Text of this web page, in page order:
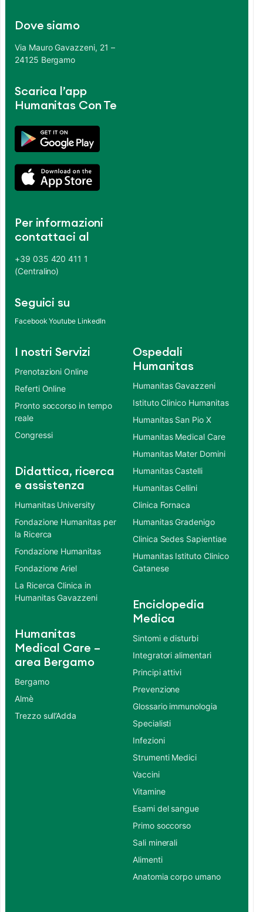
Dove siamo
Via Mauro Gavazzeni, 21 –
24125 Bergamo
Scarica l’app
Humanitas Con Te
Per informazioni
contattaci al
+39 035 420 411 1
(Centralino)
Seguici su
Facebook Youtube LinkedIn
I nostri Servizi
Prenotazioni Online
Referti Online
Pronto soccorso in tempo
reale
Congressi
Didattica, ricerca
e assistenza
Humanitas University
Fondazione Humanitas per
la Ricerca
Fondazione Humanitas
Fondazione Ariel
La Ricerca Clinica in
Humanitas Gavazzeni
Humanitas
Medical Care –
area Bergamo
Bergamo
Almè
Trezzo sull’Adda
Ospedali
Humanitas
Humanitas Gavazzeni
Istituto Clinico Humanitas
Humanitas San Pio X
Humanitas Medical Care
Humanitas Mater Domini
Humanitas Castelli
Humanitas Cellini
Clinica Fornaca
Humanitas Gradenigo
Clinica Sedes Sapientiae
Humanitas Istituto Clinico
Catanese
Enciclopedia
Medica
Sintomi e disturbi
Integratori alimentari
Principi attivi
Prevenzione
Glossario immunologia
Specialisti
Infezioni
Strumenti Medici
Vaccini
Vitamine
Esami del sangue
Primo soccorso
Sali minerali
Alimenti
Anatomia corpo umano